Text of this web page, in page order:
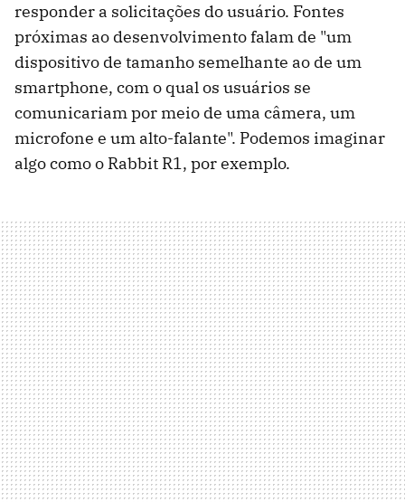
responder a solicitações do usuário. Fontes
próximas ao desenvolvimento falam de "um
dispositivo de tamanho semelhante ao de um
smartphone, com o qual os usuários se
comunicariam por meio de uma câmera, um
microfone e um alto-falante". Podemos imaginar
algo como o Rabbit R1, por exemplo.